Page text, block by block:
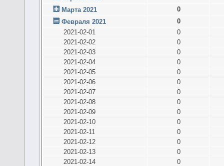
Марта 2021
0
Февраля 2021
0
2021-02-01
0
2021-02-02
0
2021-02-03
0
2021-02-04
0
2021-02-05
0
2021-02-06
0
2021-02-07
0
2021-02-08
0
2021-02-09
0
2021-02-10
0
2021-02-11
0
2021-02-12
0
2021-02-13
0
2021-02-14
0